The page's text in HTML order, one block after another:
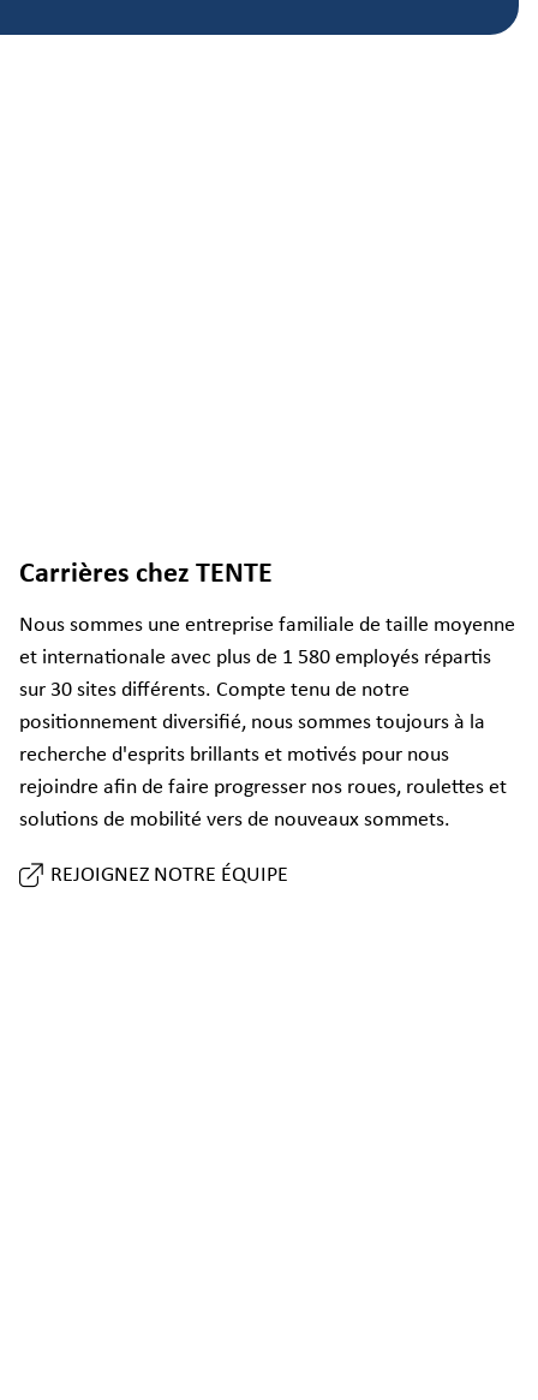
Carrières chez TENTE
Nous sommes une entreprise familiale de taille moyenne
et internationale avec plus de 1 580 employés répartis
sur 30 sites différents. Compte tenu de notre
positionnement diversifié, nous sommes toujours à la
recherche d'esprits brillants et motivés pour nous
rejoindre afin de faire progresser nos roues, roulettes et
solutions de mobilité vers de nouveaux sommets.
REJOIGNEZ NOTRE ÉQUIPE